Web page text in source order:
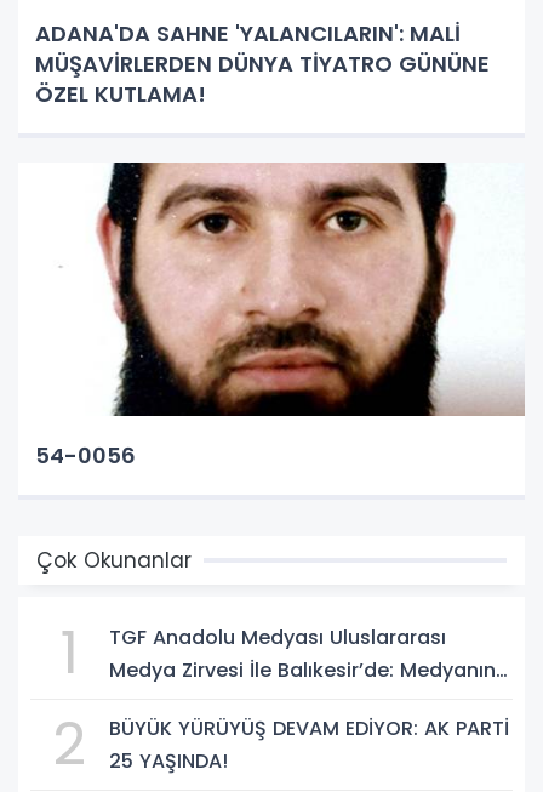
ADANA'DA SAHNE 'YALANCILARIN': MALİ
MÜŞAVİRLERDEN DÜNYA TİYATRO GÜNÜNE
ÖZEL KUTLAMA!
54-0056
Çok Okunanlar
1
TGF Anadolu Medyası Uluslararası
Medya Zirvesi İle Balıkesir’de: Medyanın
2
BÜYÜK YÜRÜYÜŞ DEVAM EDİYOR: AK PARTİ
25 YAŞINDA!